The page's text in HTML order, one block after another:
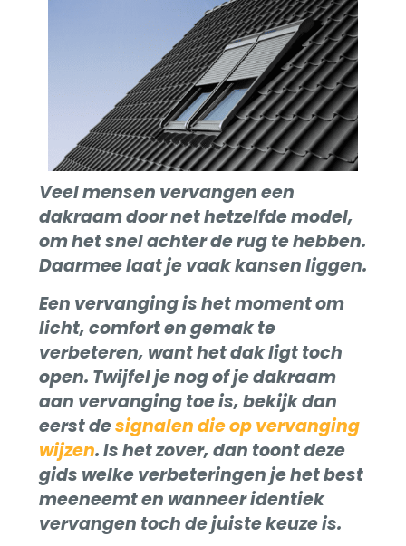
Veel mensen vervangen een
dakraam door net hetzelfde model,
om het snel achter de rug te hebben.
Daarmee laat je vaak kansen liggen.
Een vervanging is het moment om
licht, comfort en gemak te
verbeteren, want het dak ligt toch
open. Twijfel je nog of je dakraam
aan vervanging toe is, bekijk dan
eerst designalen die op vervanging
wijzen. Is het zover, dan toont deze
gids welke verbeteringen je het best
meeneemt en wanneer identiek
vervangen toch de juiste keuze is.